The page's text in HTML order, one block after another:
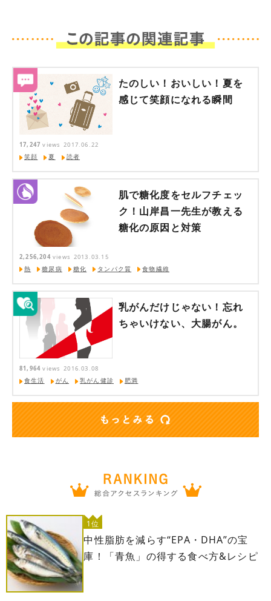
たのしい！おいしい！夏を
感じて笑顔になれる瞬間
17,247 views 2017.06.22
笑顔 夏 読者
肌で糖化度をセルフチェッ
ク！山岸昌一先生が教える
糖化の原因と対策
2,256,204views 2013.03.15
熱 糖尿病 糖化 タンパク質 食物繊維
乳がんだけじゃない！忘れ
ちゃいけない、大腸がん。
81,964 views 2016.03.08
食生活 がん 乳がん健診 肥満
1位
中性脂肪を減らす“EPA・DHA”の宝
庫！「青魚」の得する食べ方&レシピ